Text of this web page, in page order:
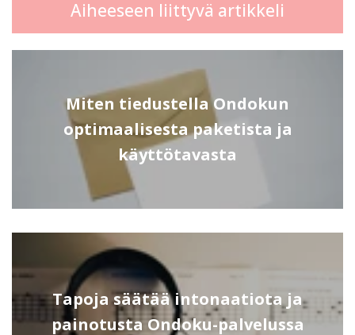
Aiheeseen liittyvä artikkeli
Miten tiedustella Ondokun
optimaalisesta paketista ja
käyttötavasta
Tapoja säätää intonaatiota ja
painotusta Ondoku-palvelussa